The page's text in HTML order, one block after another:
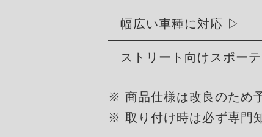
幅広い車種に対応
ストリート向けスポー
※ 商品仕様は改良のため
※ 取り付け時は必ず専門